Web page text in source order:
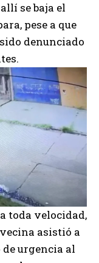
se baja el
pese a que
denunciado
toda velocidad,
asistió a
urgencia al